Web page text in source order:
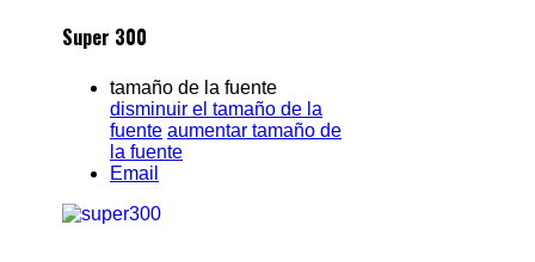
Super 300
tamaño de la fuente
disminuir el tamaño de la
fuente aumentar tamaño de
la fuente
Email